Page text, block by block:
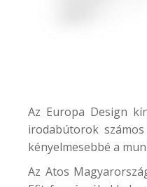
Az Europa Design
irodabútorok
kényelmesebbé a
Az Atos